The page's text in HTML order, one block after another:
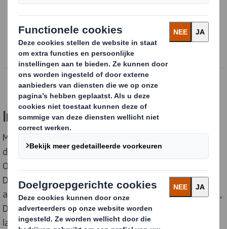
In order to view this content, you must opt-in to 'performance' cookies
Internationale donatiecampagne
Met de lancering start een internationale
donatiecampagne om zoveel mogelijk gevluchte
Oekraïense kinderen te voorzien van een set boeken.
De campagne richt zich op het koppelen van donaties
aan Oekraïense vluchtelingen in vier landen: Nederland,
Duitsland, Oostenrijk en België. De ambitie is om dit
later uit te breiden naar meer landen.